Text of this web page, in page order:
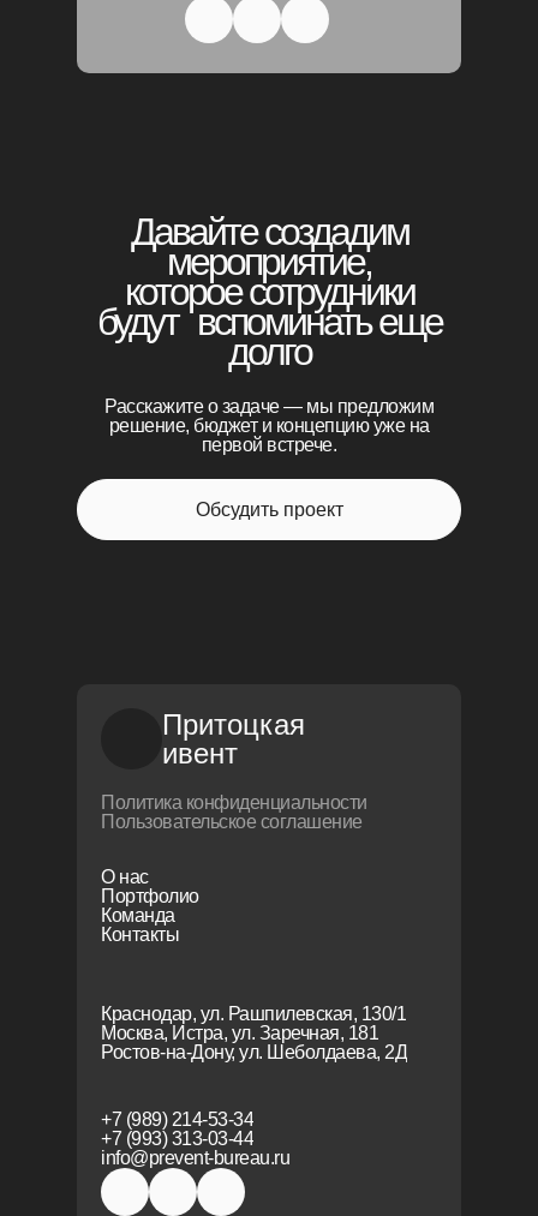
Расскажите о задаче — мы предложим
решение, бюджет и концепцию уже на
первой встрече.
Давайте создадим
мероприятие,
которое сотрудники
будут вспоминать еще
долго
Обсудить проект
+7 (989) 214-53-34
+7 (993) 313-03-44
info@prevent-bureau.ru
Краснодар, ул. Рашпилевская, 130/1
Москва, Истра, ул. Заречная, 181
Ростов-на-Дону, ул. Шеболдаева, 2Д
О нас
Портфолио
Команда
Контакты
Политика конфиденциальности
Пользовательское соглашение
Притоцкая
ивент